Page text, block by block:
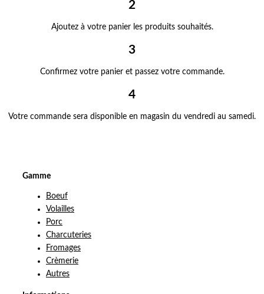
2
Ajoutez à votre panier les produits souhaités.
3
Confirmez votre panier et passez votre commande.
4
Votre commande sera disponible en magasin du vendredi au samedi.
Gamme
Boeuf
Volailles
Porc
Charcuteries
Fromages
Crèmerie
Autres